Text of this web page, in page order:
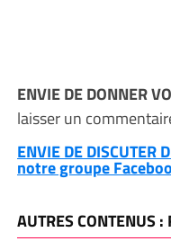
ENVIE DE DONNER
laisser un
ENVIE DE DISCUTER
notre groupe
AUTRES CONTENUS :